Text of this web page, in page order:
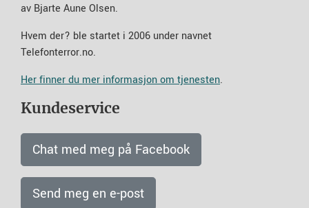
av Bjarte Aune Olsen.
Hvem der? ble startet i 2006 under navnet
Telefonterror.no.
Her finner du mer informasjon om tjenesten.
Kundeservice
Chat med meg på Facebook
Send meg en e-post